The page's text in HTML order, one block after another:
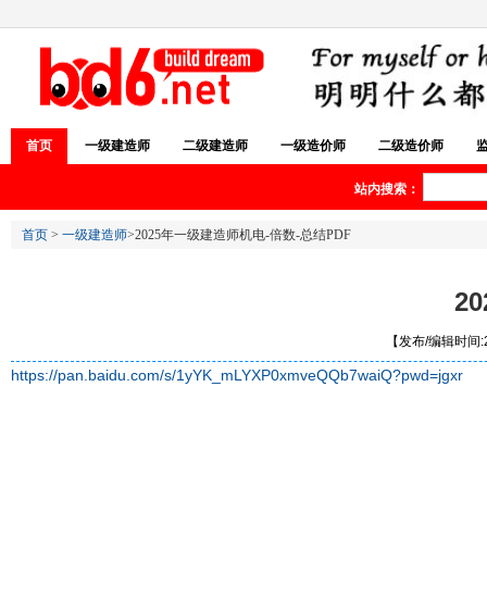
首页 一级建造师 二级建造师 一级造价师 二级造价师
站内搜索：
首页 > 一级建造师>2025年一级建造师机电-倍数-总结PDF
【发布/编辑时
https://pan.baidu.com/s/1yYK_mLYXP0xmveQQb7waiQ?pwd=jgxr